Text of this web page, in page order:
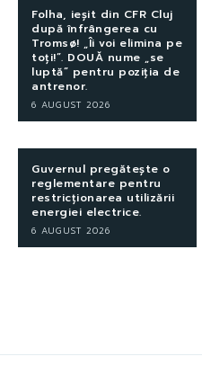
Folha, ieșit din CFR Cluj
după înfrângerea cu
Tromsø! „Îi voi elimina pe
toți!”. DOUĂ nume „se
luptă” pentru poziția de
antrenor.
6 AUGUST 2026
Guvernul pregătește o
reglementare pentru
restricționarea utilizării
energiei electrice.
6 AUGUST 2026